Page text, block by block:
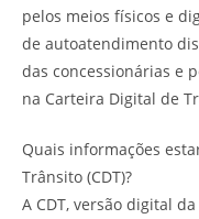
pelos meios físicos e
de autoatendimento
das concessionárias e
na Carteira Digital de
Quais informações
Trânsito (CDT)?
A CDT, versão digital